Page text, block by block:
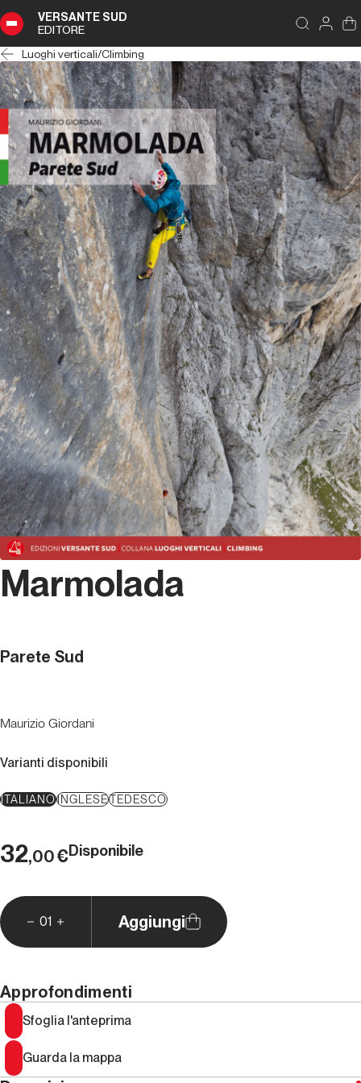
VERSANTE SUD
EDITORE
Luoghi verticali/Climbing
Marmolada
Parete Sud
Maurizio Giordani
Varianti disponibili
ITALIANOINGLESETEDESCO
32,00€Disponibile
01 Aggiungi
Approfondimenti
Sfoglia l'anteprima
Guarda la mappa